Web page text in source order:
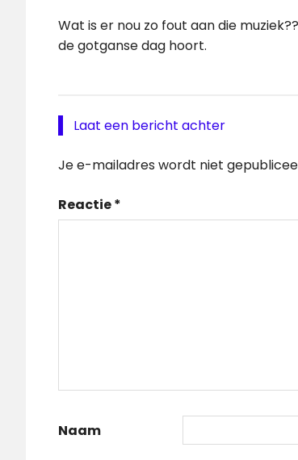
Wat is er nou zo fout aan die
de gotganse dag hoort.
Laat een bericht achter
Je e-mailadres wordt niet
Reactie*
Naam